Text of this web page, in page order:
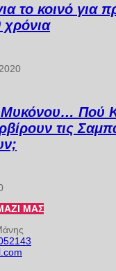
το κοινό για
Πού
τις
ΜΑΣ